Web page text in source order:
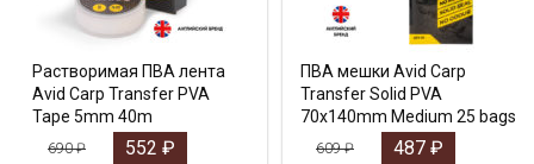
Растворимая ПВА лента
Avid Carp Transfer PVA
Tape 5mm 40m
690₽ 552 ₽
ПВА мешки Avid Carp
Transfer Solid PVA
70х140mm Medium 25 bags
609₽ 487 ₽